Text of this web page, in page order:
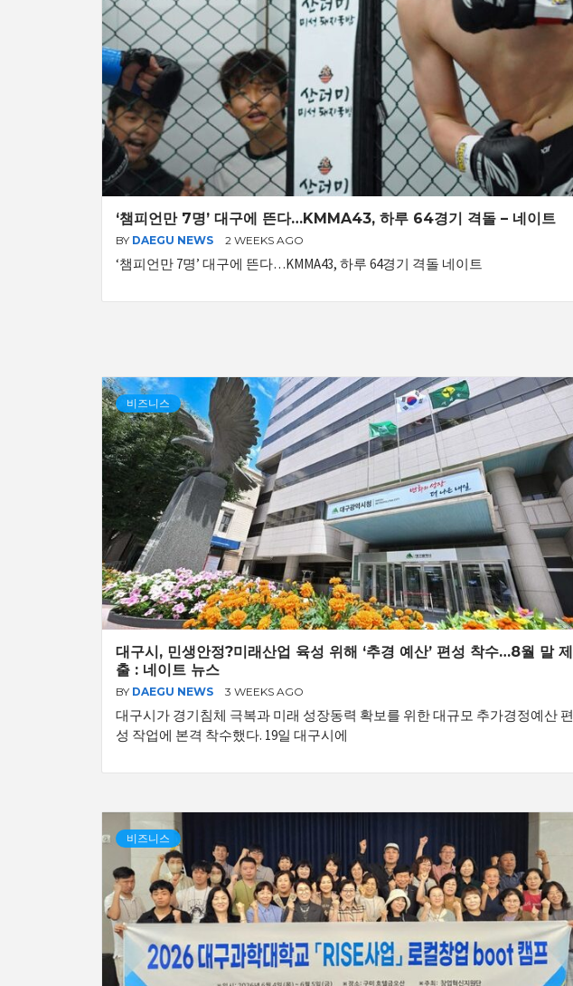
‘챔피언만 7명’ 대구에 뜬다…KMMA43, 하루 64경기 격돌 – 네이트
BY DAEGU NEWS 2 WEEKS AGO
‘챔피언만 7명’ 대구에 뜬다…KMMA43, 하루 64경기 격돌 네이트
비즈니스
대구시, 민생안정?미래산업 육성 위해 ‘추경 예산’ 편성 착수…8월 말 제
출 : 네이트 뉴스
BY DAEGU NEWS 3 WEEKS AGO
대구시가 경기침체 극복과 미래 성장동력 확보를 위한 대규모 추가경정예산 편
성 작업에 본격 착수했다. 19일 대구시에
비즈니스